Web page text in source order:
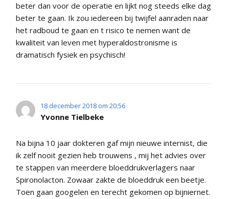
beter dan voor de operatie en lijkt nog steeds elke dag
beter te gaan. Ik zou iedereen bij twijfel aanraden naar
het radboud te gaan en t risico te nemen want de
kwaliteit van leven met hyperaldostronisme is
dramatisch fysiek en psychisch!
18 december 2018 om 20:56
Yvonne Tielbeke
Na bijna 10 jaar dokteren gaf mijn nieuwe internist, die
ik zelf nooit gezien heb trouwens , mij het advies over
te stappen van meerdere bloeddrukverlagers naar
Spironolacton. Zowaar zakte de bloeddruk een beetje.
Toen gaan googelen en terecht gekomen op bijniernet.